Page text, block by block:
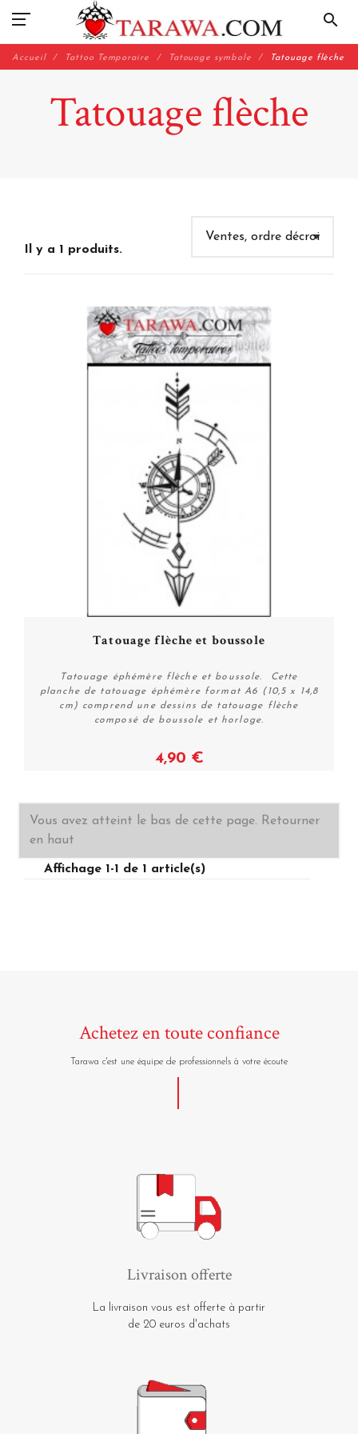
search
Accueil Tattoo Temporaire Tatouage symbole Tatouage flèche
Tatouage flèche
Il y a 1 produits.
Voir
Tatouage flèche et boussole
Tatouage éphémère flèche et boussole. Cette
planche de tatouage éphémère format A6 (10,5 x 14,8
cm) comprend une dessins de tatouage flèche
composé de boussole et horloge.
4,90 €
Vous avez atteint le bas de cette page. Retourner
en haut
Affichage 1-1 de 1 article(s)
Achetez en toute confiance
Tarawa c'est une équipe de professionnels à votre écoute
Livraison offerte
La livraison vous est offerte à partir
de 20 euros d'achats